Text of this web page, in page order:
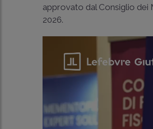
approvato dal Consiglio dei
2026.